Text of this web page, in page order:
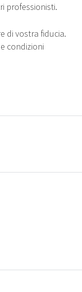
professionisti.
di vostra fiducia.
condizioni